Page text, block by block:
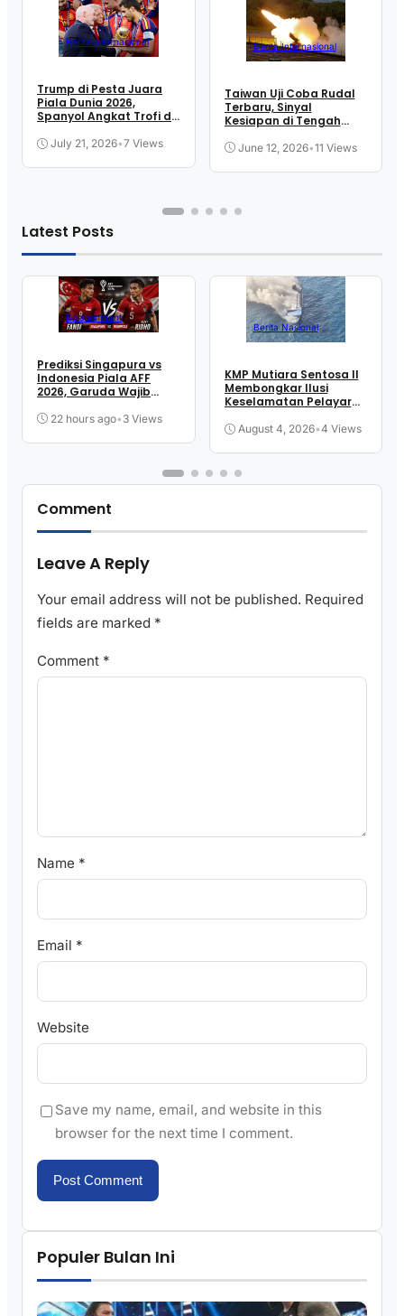
Berita Internasional
Trump di Pesta Juara
Piala Dunia 2026,
Spanyol Angkat Trofi di
July 21, 2026•7 Views
Berita Internasional
Taiwan Uji Coba Rudal
Terbaru, Sinyal
Kesiapan di Tengah
June 12, 2026•11 Views
Latest Posts
Bolatainment
Prediksi Singapura vs
Indonesia Piala AFF
2026, Garuda Wajib
22 hours ago• 3 Views
Berita Nasional
KMP Mutiara Sentosa II
Membongkar Ilusi
Keselamatan Pelayaran
August 4, 2026•4 Views
Comment
Leave A Reply
Your email address will not be published. Required
fields are marked *
Comment *
Name *
Email *
Website
Save my name, email, and website in this
browser for the next time I comment.
Populer Bulan Ini